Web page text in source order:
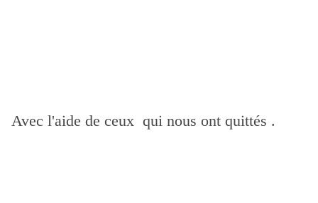
Avec l'aide de ceux qui nous ont quittés .